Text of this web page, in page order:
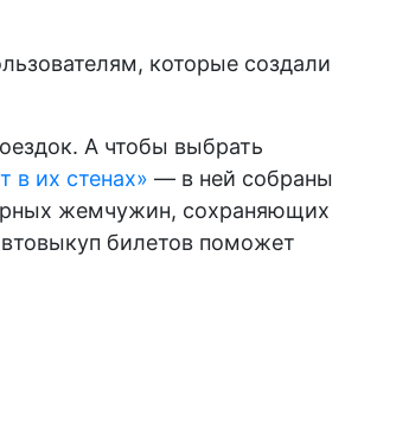
которые создали
А чтобы выбрать
в их стенах» — в ней собраны
жемчужин, сохраняющих
билетов поможет